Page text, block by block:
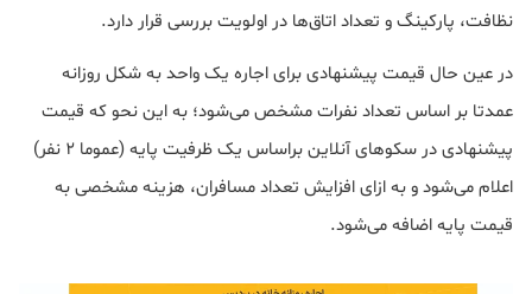
نظافت، پارکینگ و تعداد اتاق‌ها در اولویت بررسی قرار دارد.
در عین حال قیمت پیشنهادی برای اجاره یک واحد به شکل روزانه
عمدتا بر اساس تعداد نفرات مشخص می‌شود؛ به این نحو که قیمت
پیشنهادی در سکوهای آنلاین براساس یک ظرفیت پایه (عموما ۲ نفر)
اعلام می‌شود و به ازای افزایش تعداد مسافران، هزینه مشخصی به
قیمت پایه اضافه می‌شود.